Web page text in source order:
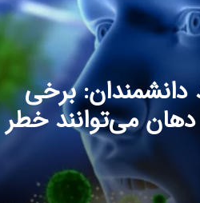
سرور اختصاصی |
قدم به قدم